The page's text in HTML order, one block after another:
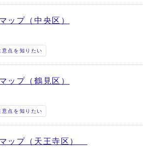
ップ（中央区）
意点を知りたい
ップ（鶴見区）
意点を知りたい
ップ（天王寺区）